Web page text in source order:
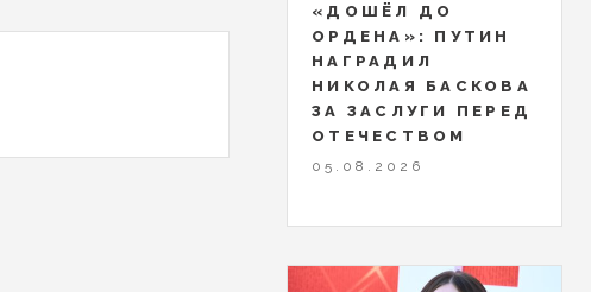
«ДОШЁЛ ДО
ОРДЕНА»: ПУТИН
НАГРАДИЛ
НИКОЛАЯ БАСКОВА
ЗА ЗАСЛУГИ ПЕРЕД
ОТЕЧЕСТВОМ
05.08.2026